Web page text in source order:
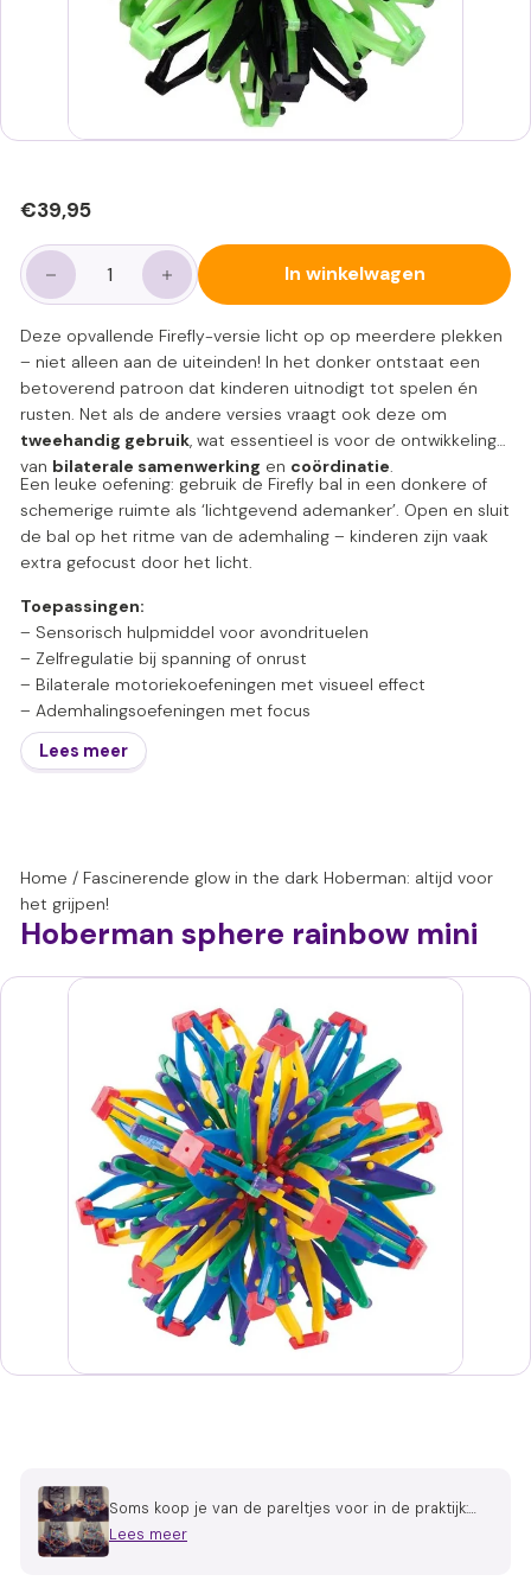
Normale
€39,95€39,95
In winkelwagen
Deze opvallende Firefly-versie licht op op meerdere plekken
– niet alleen aan de uiteinden! In het donker ontstaat een
betoverend patroon dat kinderen uitnodigt tot spelen én
rusten. Net als de andere versies vraagt ook deze om
tweehandig gebruik, wat essentieel is voor de ontwikkeling
van bilaterale samenwerking en coördinatie.
Een leuke oefening: gebruik de Firefly bal in een donkere of
schemerige ruimte als ‘lichtgevend ademanker’. Open en sluit
de bal op het ritme van de ademhaling – kinderen zijn vaak
extra gefocust door het licht.
Toepassingen:
– Sensorisch hulpmiddel voor avondrituelen
– Zelfregulatie bij spanning of onrust
– Bilaterale motoriekoefeningen met visueel effect
– Ademhalingsoefeningen met focus
Lees meer
Home / Fascinerende glow in the dark Hoberman: altijd voor
het grijpen!
Hoberman sphere rainbow mini
Soms koop je van de pareltjes voor in de praktijk:
Met de hoberman het hoofd leeg krijgen
Lees meer